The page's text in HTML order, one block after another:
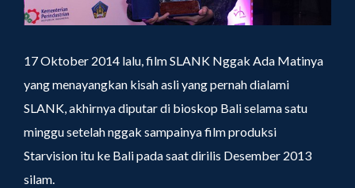
17 Oktober 2014 lalu, film SLANK Nggak Ada Matinya
yang menayangkan kisah asli yang pernah dialami
SLANK, akhirnya diputar di bioskop Bali selama satu
minggu setelah nggak sampainya film produksi
Starvision itu ke Bali pada saat dirilis Desember 2013
silam.